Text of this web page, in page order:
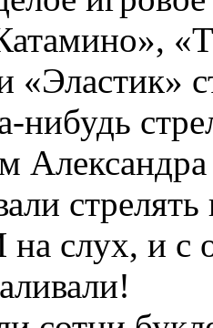
«Эластик»
нибудь
стрелять
на слух, и